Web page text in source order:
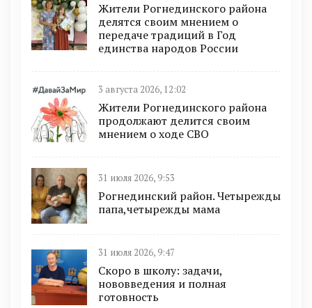
Жители Рогнединского района
делятся своим мнением о
передаче традиций в Год
единства народов России
3 августа 2026, 12:02
Жители Рогнединского района
продолжают делится своим
мнением о ходе СВО
31 июля 2026, 9:53
Рогнединский район. Четырежды
папа,четырежды мама
31 июля 2026, 9:47
Скоро в школу: задачи,
нововведения и полная
готовность